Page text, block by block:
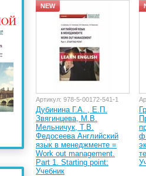
NEW
Артикул: 978-5-00172-541-1
Дубинина Г.А. , Е.П.
Звягинцева, М.В.
Мельничук, Т.В.
Федосеева Английский
язык в менеджменте =
Work out management.
Part 1. Starting point:
Учебник